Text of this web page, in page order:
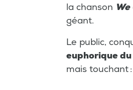
la chanson
géant.
Le public,
euphorique
mais touchant :